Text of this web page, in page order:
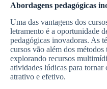
Abordagens pedagógicas
Uma das vantagens dos
letramento é a oportunidade
pedagógicas inovadoras. As
cursos vão além dos
explorando recursos
atividades lúdicas para tornar
atrativo e efetivo.